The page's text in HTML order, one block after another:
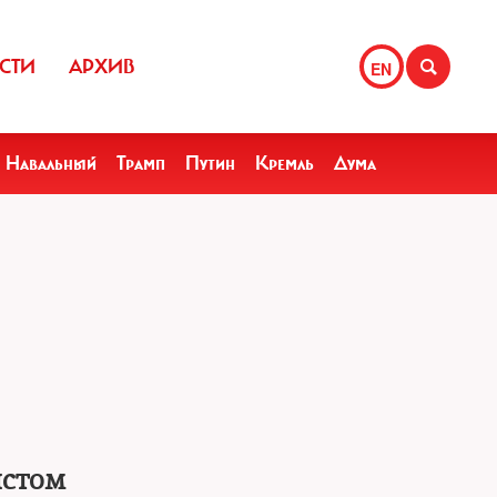
EN
АРХИВ
Навальный Трамп Путин Кремль Дума